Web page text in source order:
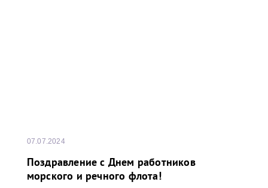
07.07.2024
Поздравление с Днем работников
морского и речного флота!